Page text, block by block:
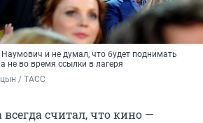
и не думал, что будет поднимать
не во время ссылки в лагеря
/ ТАСС
считал, что кино —